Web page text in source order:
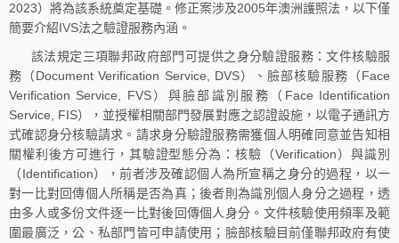
2023）將為該系統奠定基礎。修正案涉及2005年澳洲護照法，以下僅
簡要介紹IVS法之驗證服務內涵。
該法規定三項聯邦政府部門可提供之身分驗證服務：文件核驗服
務（Document Verification Service, DVS）、臉部核驗服務（Face
Verification Service, FVS）與臉部識別服務（Face Identification
Service, FIS），並授權相關部門發展對應之認證設施，以電子通訊方
式確認身分核驗請求。請求身分驗證服務需獲個人明確同意並告知相
關權利後方可進行，其驗證型態分為：核驗（Verification）與識別
（Identification），前者涉及確認個人為所宣稱之身分的過程，以一
對一比對回傳個人所稱是否為真；後者則為識別個人身分之過程，透
由多人或多份文件逐一比對後回傳個人身分。文件核驗使用頻率及範
圍最廣泛，公、私部門皆可申請使用；臉部核驗目前僅聯邦政府有使